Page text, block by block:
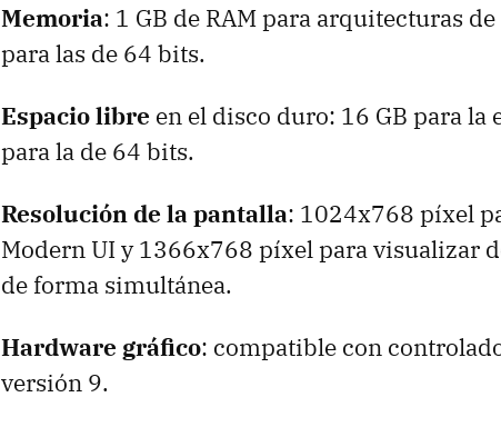
Memoria: 1 GB de RAM para arquitecturas
para las de 64 bits.
Espacio libre en el disco duro: 16 GB para la
para la de 64 bits.
Resolución de la pantalla: 1024x768 píxel
Modern UI y 1366x768 píxel para visualizar
de forma simultánea.
Hardware gráfico: compatible con
versión 9.